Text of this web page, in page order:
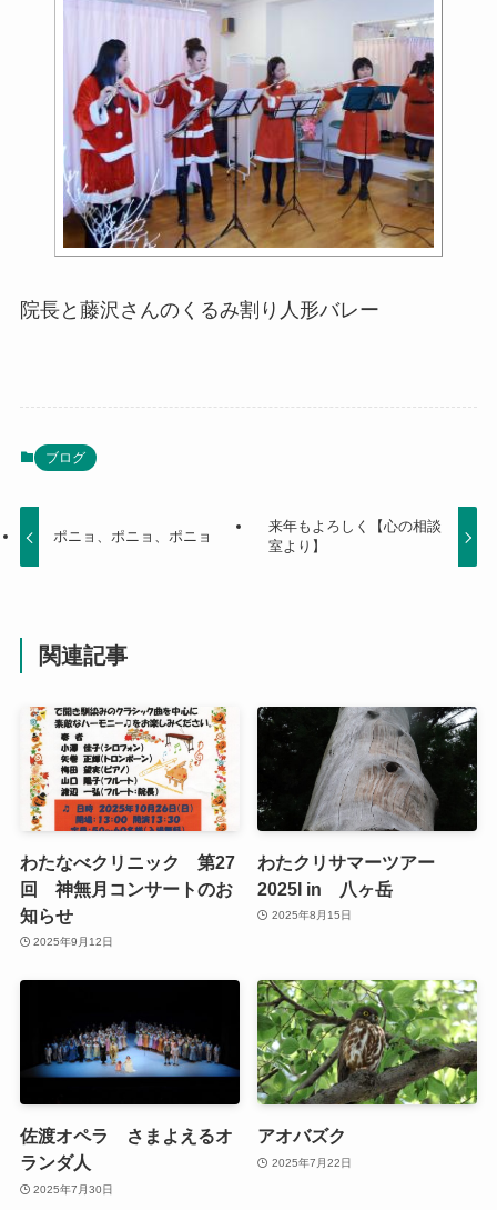
院長と藤沢さんのくるみ割り人形バレー
ブログ
ポニョ、ポニョ、ポニョ
来年もよろしく【心の相談
室より】
関連記事
わたなべクリニック 第27
回 神無月コンサートのお
知らせ
2025年9月12日
わたクリサマーツアー
2025I in 八ヶ岳
2025年8月15日
佐渡オペラ さまよえるオ
ランダ人
2025年7月30日
アオバズク
2025年7月22日